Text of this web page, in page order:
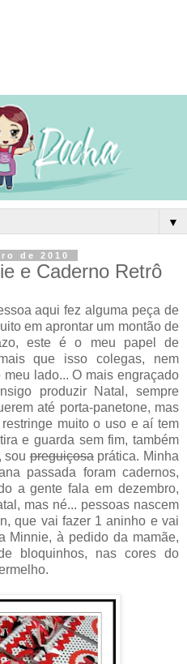
▼
de 2010
e Caderno Retrô
aqui fez alguma peça de
em aprontar um montão de
este é o meu papel de
que isso colegas, nem
lado... O mais engraçado
produzir Natal, sempre
até porta-panetone, mas
muito o uso e aí tem
e guarda sem fim, também
soupreguiçosaprática. Minha
passada foram cadernos,
a gente fala em dezembro,
mas né... pessoas nascem
que vai fazer 1 aninho e vai
Minnie, à pedido da mamãe,
bloquinhos, nas cores do